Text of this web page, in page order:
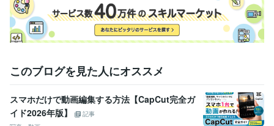
英語 日常会話レベル
このブログを見た人にオススメ
スマホだけで動画編集する方法【CapCut完全ガ
イド2026年版】
記事